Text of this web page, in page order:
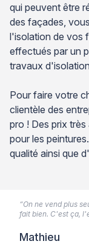
qui peuvent être
des façades,
l'isolation de vos
effectués par un
travaux
Pour faire votre
clientèle des
pro ! Des prix
pour les
qualité ainsi que
“On ne vend plus
fait bien. C'est ça,
Mathieu